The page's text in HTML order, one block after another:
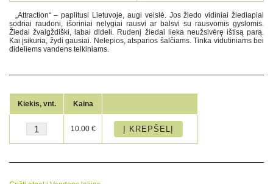
„Attraction“ – paplitusi Lietuvoje, augi veislė. Jos žiedo vidiniai žiedlapiai
sodriai raudoni, išoriniai nelygiai rausvi ar balsvi su rausvomis gyslomis.
Žiedai žvaigždiški, labai dideli. Rudenį žiedai lieka neužsivėrę ištisą parą.
Kai įsikuria, žydi gausiai. Nelepios, atsparios šalčiams. Tinka vidutiniams bei
dideliems vandens telkiniams.
Kiekis, vnt. Kaina
10.00 €